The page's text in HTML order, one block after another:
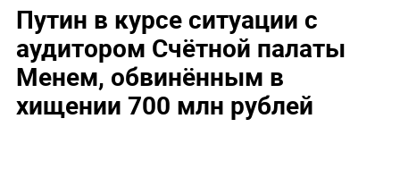
Путин в курсе ситуации с
аудитором Счётной палаты
Менем, обвинённым в
хищении 700 млн рублей